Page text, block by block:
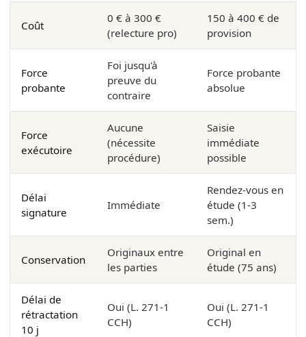
Coût
0 € à 300 €
(relecture pro)
150 à 400 € de
provision
Force
probante
Foi jusqu'à
preuve du
contraire
Force probante
absolue
Force
exécutoire
Aucune
(nécessite
procédure)
Saisie
immédiate
possible
Délai
signature
Immédiate
Rendez-vous en
étude (1-3
sem.)
Conservation
Originaux entre
les parties
Original en
étude (75 ans)
Délai de
rétractation
10 j
Oui (L. 271-1
CCH)
Oui (L. 271-1
CCH)